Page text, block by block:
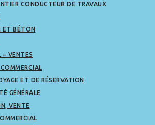
CONDUCTEUR DE TRAVAUX
ET BÉTON
– VENTES
ET DE RÉSERVATION
GÉNÉRALE
VENTE